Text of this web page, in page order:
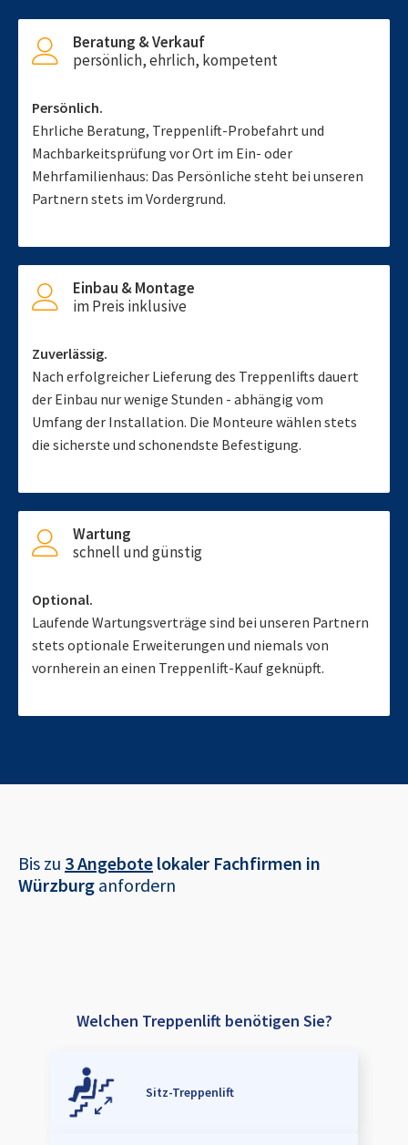
Beratung & Verkauf
persönlich, ehrlich, kompetent
Persönlich.
Ehrliche Beratung, Treppenlift-Probefahrt und
Machbarkeitsprüfung vor Ort im Ein- oder
Mehrfamilienhaus: Das Persönliche steht bei unseren
Partnern stets im Vordergrund.
Einbau & Montage
im Preis inklusive
Zuverlässig.
Nach erfolgreicher Lieferung des Treppenlifts dauert
der Einbau nur wenige Stunden - abhängig vom
Umfang der Installation. Die Monteure wählen stets
die sicherste und schonendste Befestigung.
Wartung
schnell und günstig
Optional.
Laufende Wartungsverträge sind bei unseren Partnern
stets optionale Erweiterungen und niemals von
vornherein an einen Treppenlift-Kauf geknüpft.
Bis zu 3 Angebote lokaler Fachfirmen in
Würzburg anfordern
Welchen Treppenlift benötigen Sie?
Sitz-Treppenlift